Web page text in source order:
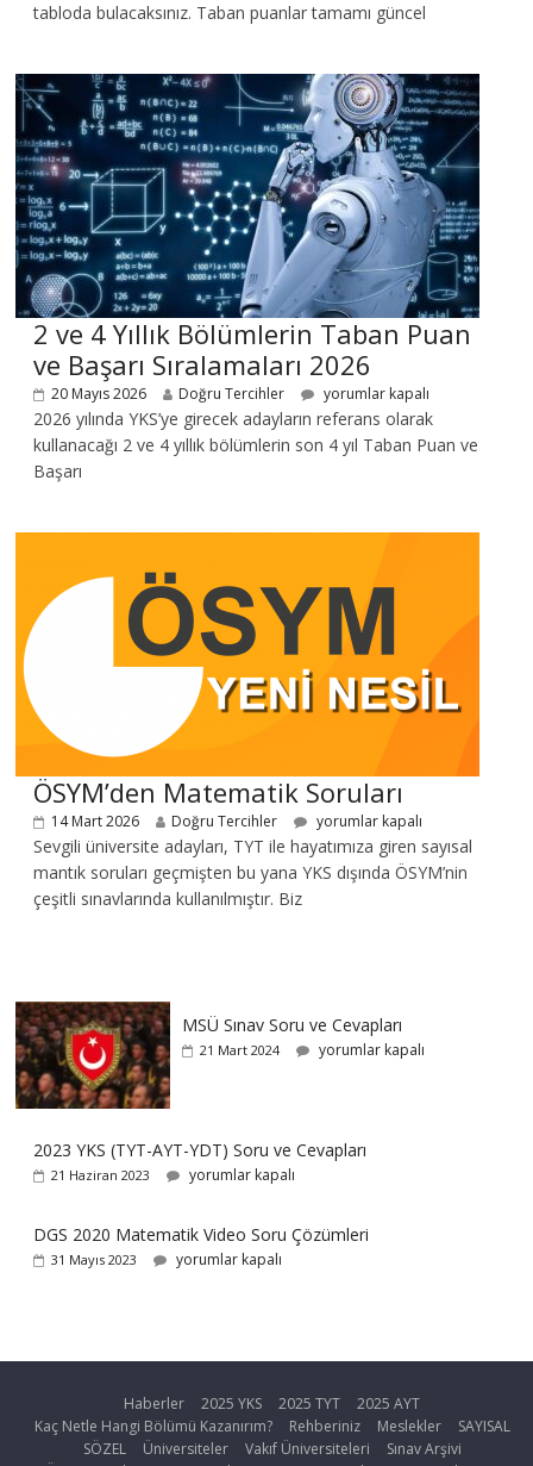
tabloda bulacaksınız. Taban puanlar tamamı güncel
2 ve 4 Yıllık Bölümlerin Taban Puan
ve Başarı Sıralamaları 2026
20 Mayıs 2026 Doğru Tercihler yorumlar kapalı
2026 yılında YKS’ye girecek adayların referans olarak
kullanacağı 2 ve 4 yıllık bölümlerin son 4 yıl Taban Puan ve
Başarı
ÖSYM’den Matematik Soruları
14 Mart 2026 Doğru Tercihler yorumlar kapalı
Sevgili üniversite adayları, TYT ile hayatımıza giren sayısal
mantık soruları geçmişten bu yana YKS dışında ÖSYM’nin
çeşitli sınavlarında kullanılmıştır. Biz
MSÜ Sınav Soru ve Cevapları
21 Mart 2024 yorumlar kapalı
2023 YKS (TYT-AYT-YDT) Soru ve Cevapları
21 Haziran 2023 yorumlar kapalı
DGS 2020 Matematik Video Soru Çözümleri
31 Mayıs 2023 yorumlar kapalı
Haberler 2025 YKS 2025 TYT
2025 AYT
Kaç Netle Hangi Bölümü Kazanırım?
Rehberiniz Meslekler
SAYISAL
SÖZEL
Üniversiteler Vakıf Üniversiteleri
Sınav Arşivi